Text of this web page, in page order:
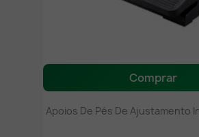
Comprar
Apoios De Pés De Ajustamento